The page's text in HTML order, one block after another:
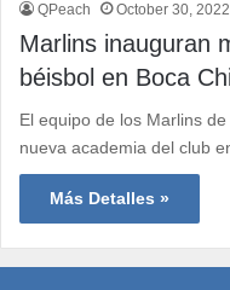
QPeach October 30, 2022
Marlins inauguran
béisbol en Boca
El equipo de los Marlins
nueva academia del club
Más Detalles »